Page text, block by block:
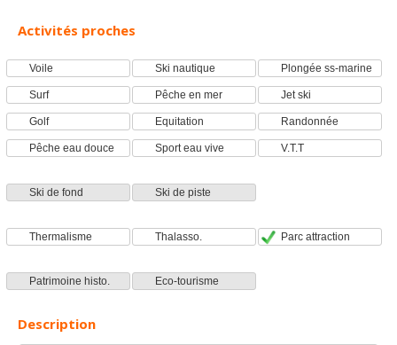
Activités proches
Voile Ski nautique Plongée ss-marine
Surf Pêche en mer Jet ski
Golf Equitation Randonnée
Pêche eau douce Sport eau vive V.T.T
Ski de fond Ski de piste
Thermalisme Thalasso. Parc attraction
Patrimoine histo. Eco-tourisme
Description